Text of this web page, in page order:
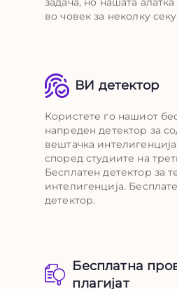
во човек за неколку
ВИ детектор
Користете го нашиот
напреден детектор за
вештачка
според студиите на
Бесплатен детектор за
интелигенција.
детектор.
Бесплатна
плагијат